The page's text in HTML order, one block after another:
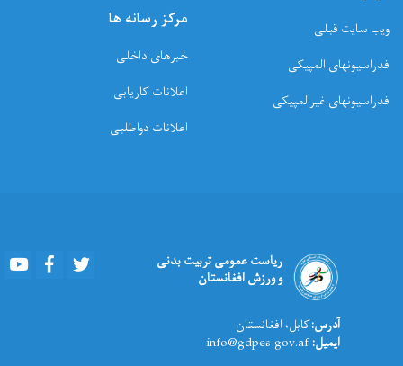
ویب سایت قبلی
فدراسیونهای المپیکی
فدراسیونهای غیرالمپیکی
مرکز رسانه ها
خبرهای داخلی
اعلانات کاریابی
اعلانات دواطلبی
ریاست عمومی تربیت بدنی
و ورزش افغانستان
Youtube Facebook
آدرس:کابل، افغانستان
ایمیل: